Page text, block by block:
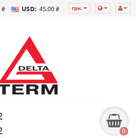
грн.
₴ USD: 45.00 ₴
0